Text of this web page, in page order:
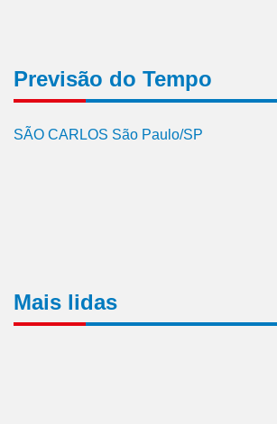
Previsão do Tempo
SÃO CARLOS São Paulo/SP
Mais lidas